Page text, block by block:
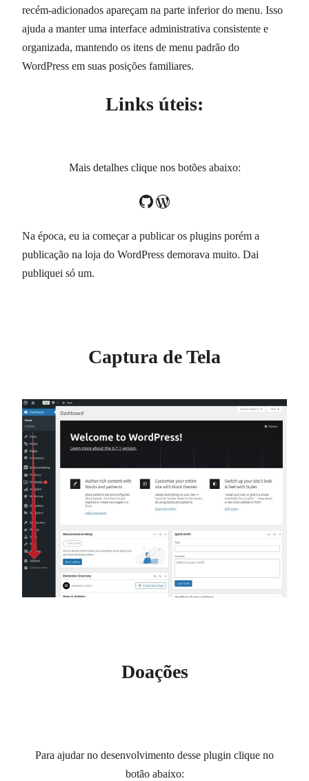
recém-adicionados apareçam na parte inferior do menu. Isso
ajuda a manter uma interface administrativa consistente e
organizada, mantendo os itens de menu padrão do
WordPress em suas posições familiares.
Links úteis:
Mais detalhes clique nos botões abaixo:
GitHub WordPress
Na época, eu ia começar a publicar os plugins porém a
publicação na loja do WordPress demorava muito. Dai
publiquei só um.
Captura de Tela
Doações
Para ajudar no desenvolvimento desse plugin clique no
botão abaixo: